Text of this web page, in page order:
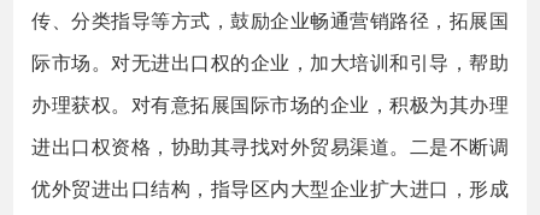
传、分类指导等方式，鼓励企业畅通营销路径，拓展国
际市场。对无进出口权的企业，加大培训和引导，帮助
办理获权。对有意拓展国际市场的企业，积极为其办理
进出口权资格，协助其寻找对外贸易渠道。二是不断调
优外贸进出口结构，指导区内大型企业扩大进口，形成